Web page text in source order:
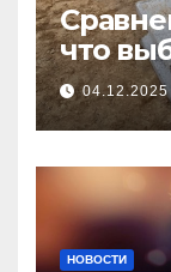
что
04.12.2025
НОВОСТИ